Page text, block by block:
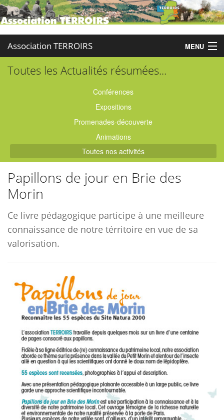
Association TERROIRS MENU
Accueil
Partenaires
Enquêtes
Contact
Boutique
Toutes les Actualités résumées...
Conférences
Expositions
Promenades-découverte
Animations
Toutes nos activités
Papillons de jour en Brie des
Morin
Ce livre pédagogique participe à une meilleure
connaissance de notre térritoire en vue de sa
valorisation.